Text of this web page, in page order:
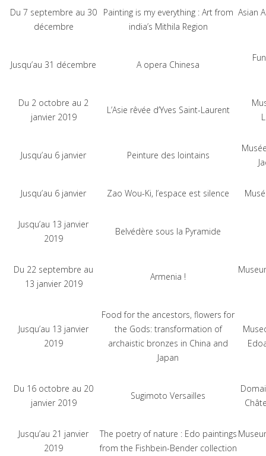
Du 7 septembre au 30
décembre
Painting is my everything : Art from
india’s Mithila Region
Asian
Jusqu’au 31 décembre A opera Chinesa
Du 2 octobre au 2
janvier 2019
L’Asie rêvée d’Yves Saint-Laurent
Jusqu’au 6 janvier Peinture des lointains
Jusqu’au 6 janvier Zao Wou-Ki, l’espace est silence
Jusqu’au 13 janvier
2019
Belvédère sous la Pyramide
Du 22 septembre au
13 janvier 2019
Armenia !
Jusqu’au 13 janvier
2019
Food for the ancestors, flowers for
the Gods: transformation of
archaistic bronzes in China and
Japan
Du 16 octobre au 20
janvier 2019
Sugimoto Versailles
Jusqu’au 21 janvier
2019
The poetry of nature : Edo paintings
from the Fishbein-Bender collection